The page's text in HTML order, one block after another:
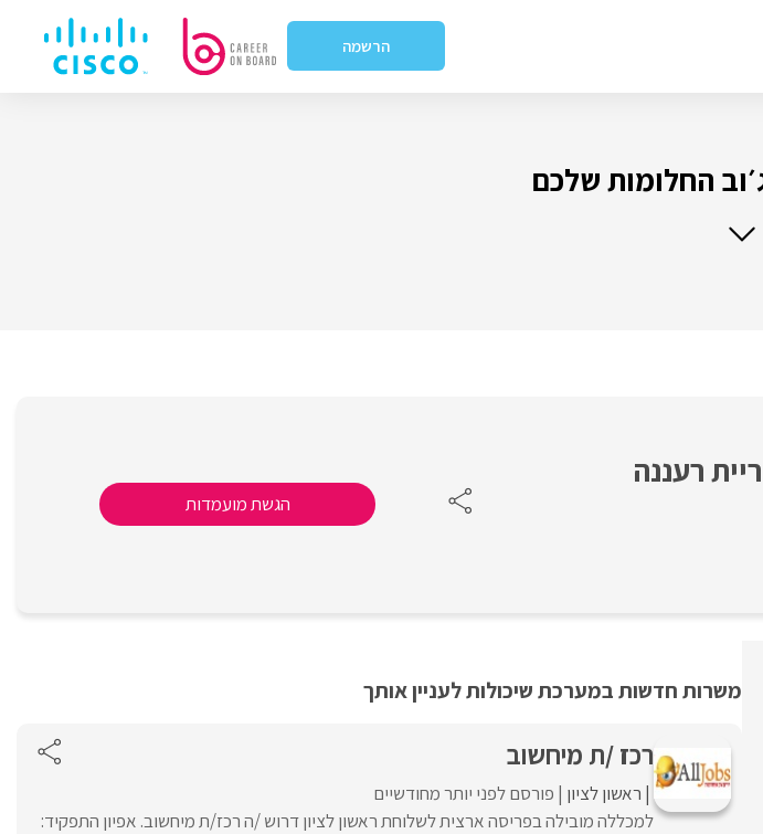
הרשמה
החלומות שלכם
רעננה
הגשת מועמדות
משרות חדשות במערכת שיכולות לעניין אותך
רכז /ת מיחשוב
ראשון לציון פורסם לפני יותר מחודשיים
למכללה מובילה בפריסה ארצית לשלוחת ראשון לציון דרוש /ה רכז/ת מיחשוב. אפיון התפקיד: